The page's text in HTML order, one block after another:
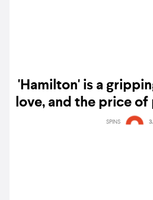
'Hamilton' is a
love, and the price of
— gig
SPINS